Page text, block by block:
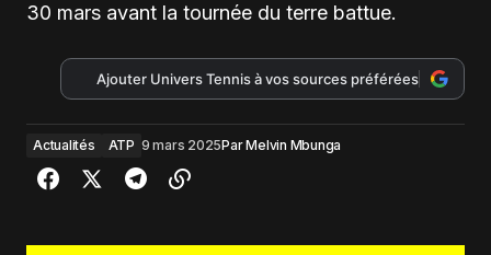
30 mars avant la tournée du terre battue.
Ajouter Univers Tennis à vos sources préférées
Actualités ATP 9 mars 2025ParMelvin Mbunga